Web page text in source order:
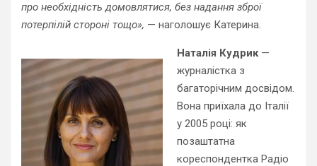
про необхідність домовлятися, без надання зброї
потерпілій стороні тощо», — наголошує Катерина.
Наталія Кудрик—
журналістка з
багаторічним досвідом.
Вона приїхала до Італії
у 2005 році: як
позаштатна
кореспондентка Радіо